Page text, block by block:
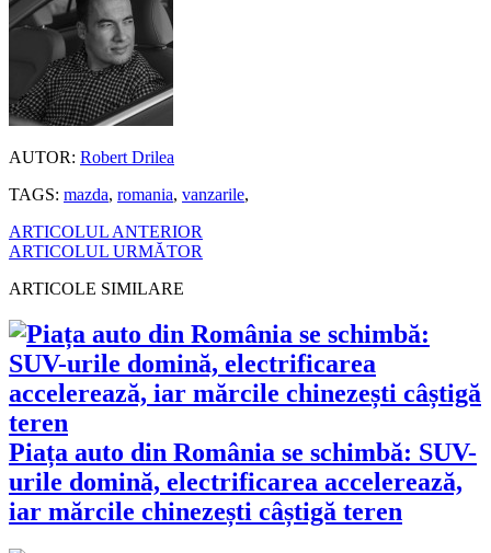
AUTOR: Robert Drilea
TAGS: mazda, romania, vanzarile,
ARTICOLUL ANTERIOR
ARTICOLUL URMĂTOR
ARTICOLE SIMILARE
Piața auto din România se schimbă: SUV-
urile domină, electrificarea accelerează,
iar mărcile chinezești câștigă teren